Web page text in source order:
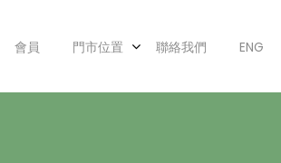
會員 門市位置 聯絡我們 ENG